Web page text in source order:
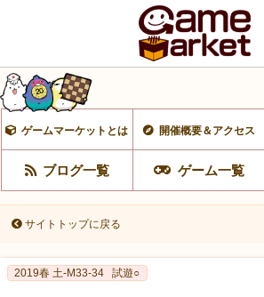
ゲームマーケットとは 開催概要＆アクセス
ブログ一覧 ゲーム一覧
サイトトップに戻る
2019春 土-M33-34 試遊○